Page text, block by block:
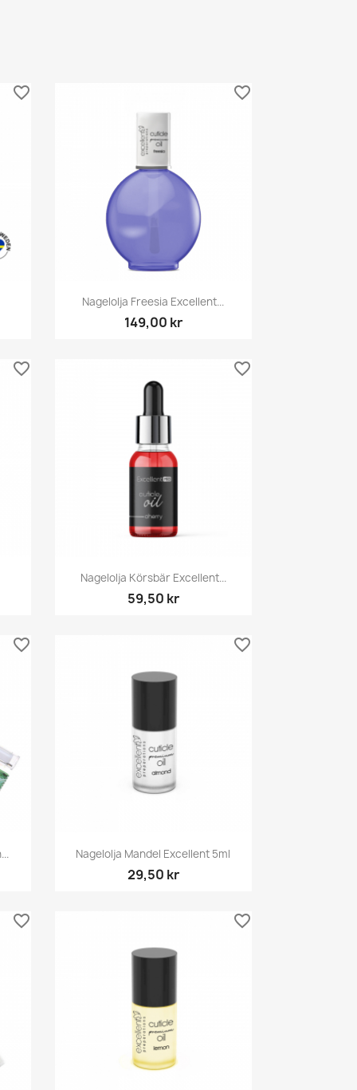
favorite_border
Snabbvy
Nagelolja Freesia Excellent...
149,00 kr
favorite_border
favorite_border
Snabbvy
Nagelolja Körsbär Excellent...
59,50 kr
favorite_border
favorite_border
Snabbvy
Nagelolja Mandel Excellent 5ml
29,50 kr
favorite_border
favorite_border favorite_border